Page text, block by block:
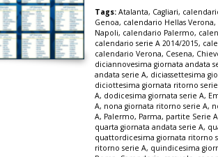
Tags: Atalanta, Cagliari,
Genoa, calendario Hellas Verona,
Napoli, calendario Palermo,
calendario serie A 2014/2015,
calendario Verona, Cesena,
diciannovesima giornata andata
andata serie A, diciassettesima
diciottesima giornata ritorno
A, dodicesima giornata serie A,
A, nona giornata ritorno serie A,
A, Palermo, Parma, partite Serie A
quarta giornata andata serie A,
quattordicesima giornata ritorno
ritorno serie A, quindicesima